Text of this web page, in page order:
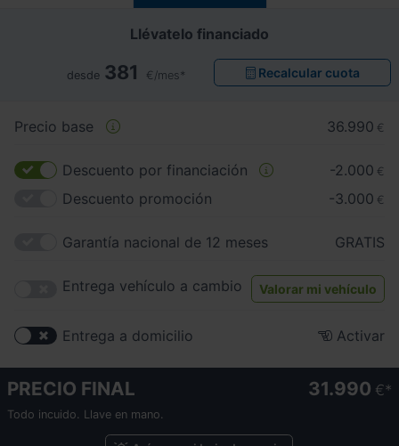
Llévatelo financiado
desde 381 €/mes* Recalcular cuota
Precio base 36.990 €
Descuento por financiación -2.000 €
Descuento promoción -3.000 €
Garantía nacional de 12 meses GRATIS
Entrega vehículo a cambio Valorar mi vehículo
Entrega a domicilio Activar
PRECIO FINAL 31.990 €
Todo incuido. Llave en mano.